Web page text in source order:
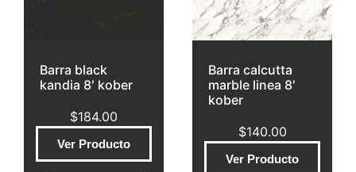
Barra black
kandia 8′ kober
$184.00
Ver Producto
Barra calcutta
marble linea 8′
kober
$140.00
Ver Producto